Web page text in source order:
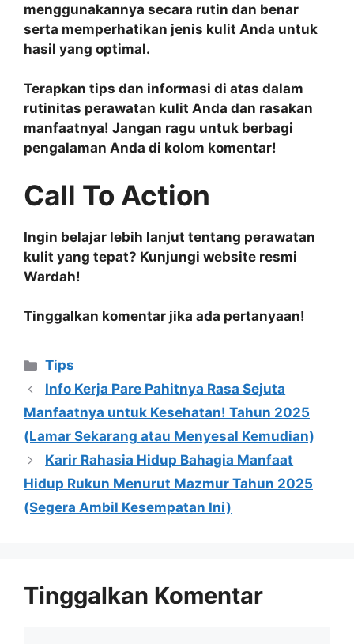
menggunakannya secara rutin dan benar
serta memperhatikan jenis kulit Anda untuk
hasil yang optimal.
Terapkan tips dan informasi di atas dalam
rutinitas perawatan kulit Anda dan rasakan
manfaatnya! Jangan ragu untuk berbagi
pengalaman Anda di kolom komentar!
Call To Action
Ingin belajar lebih lanjut tentang perawatan
kulit yang tepat? Kunjungi website resmi
Wardah!
Tinggalkan komentar jika ada pertanyaan!
Kategori
Tips
Info Kerja Pare Pahitnya Rasa Sejuta
Manfaatnya untuk Kesehatan! Tahun 2025
(Lamar Sekarang atau Menyesal Kemudian)
Karir Rahasia Hidup Bahagia Manfaat
Hidup Rukun Menurut Mazmur Tahun 2025
(Segera Ambil Kesempatan Ini)
Tinggalkan Komentar